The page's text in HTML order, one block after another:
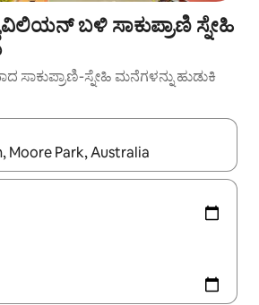
ಬಳಿ ಸಾಕುಪ್ರಾಣಿ ಸ್ನೇಹಿ
ಸಾಕುಪ್ರಾಣಿ-ಸ್ನೇಹಿ ಮನೆಗಳನ್ನು ಹುಡುಕಿ
ಅಪ್ ಮತ್ತು ಡೌನ್ ಬಾಣದ ಕೀಲಿಗಳೊಂದಿಗೆ